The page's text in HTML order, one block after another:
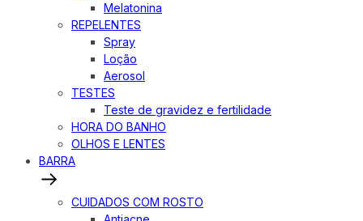
Melatonina
REPELENTES
Spray
Loção
Aerosol
TESTES
Teste de gravidez e fertilidade
HORA DO BANHO
OLHOS E LENTES
BARRA
CUIDADOS COM ROSTO